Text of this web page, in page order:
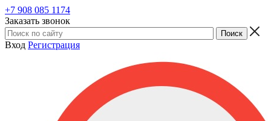
+7 908 085 1174
Заказать звонок
Вход Регистрация